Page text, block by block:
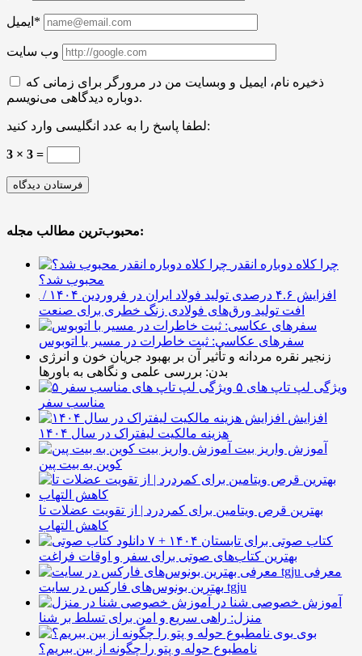
ایمیل*
وب سایت
ذخیره نام، ایمیل و وبسایت من در مرورگر برای زمانی که
دوباره دیدگاهی می‌نویسم.
لطفا پاسخ را به عدد انگلیسی وارد کنید:
3 × 3 =
محبوب‌ترین مطالب مجله:
چرا کلاه دوباره انقدر
محبوب شد؟
افزایش ۴.۶ درصدی تولید فولاد ایران در فروردین ۱۴۰۴ /
افت تولید ورق‌های فولادی زنگ خطری برای صنعت
سفرهای عکاسی: ثبت خاطرات در مسیر با اتوبوس
زنجیر نقره مردانه و تأثیر آن بر بهبود جریان خون و انرژی
بدن: بررسی علمی و نگاهی به باورها
۵ ویژگی لپ تاپ های
مناسب سفر
افزایش
هزینه مالکیت لیفتراک در سال ۱۴۰۴
آموزش واریز بیت
کوین به بیت پین
بهترین قرص ویتامین برای کمردرد | از تقویت عضلات تا
کاهش التهاب
۷ کتاب صوتی برای تابستان ۱۴۰۴ +
بهترین کتاب‌های صوتی برای سفر و اوقات فراغت
معرفی
بهترین بونوس‌های فارکس در سایت tgju
آموزش خصوصی شنا در
منزل: راهی سریع و امن برای تسلط بر شنا
بوی
نامطبوع حوله و پتو را چگونه از بین ببریم؟